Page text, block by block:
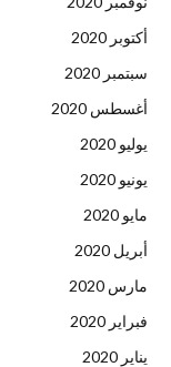
أكتوبر 2020
سبتمبر 2020
أغسطس 2020
يوليو 2020
يونيو 2020
مايو 2020
أبريل 2020
مارس 2020
فبراير 2020
يناير 2020